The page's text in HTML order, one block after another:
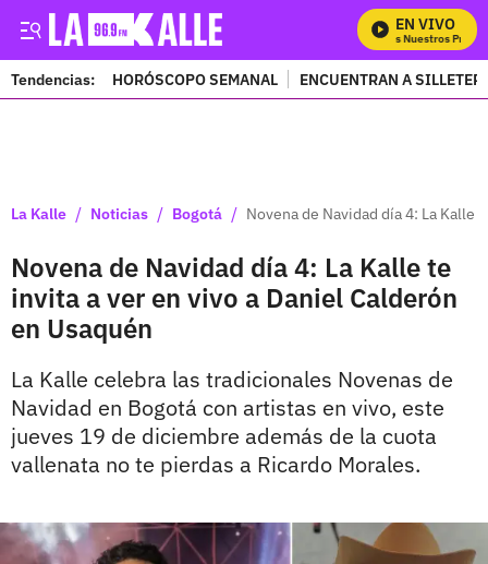
EN VIVO
Mira Todos Nuestros
Tendencias: HORÓSCOPO SEMANAL ENCUENTRAN A
La Kalle / Noticias / Bogotá / Novena de Navidad día 4: La Kalle
Novena de Navidad día 4: La Kalle te
invita a ver en vivo a Daniel Calderón
en Usaquén
La Kalle celebra las tradicionales Novenas de
Navidad en Bogotá con artistas en vivo, este
jueves 19 de diciembre además de la cuota
vallenata no te pierdas a Ricardo Morales.